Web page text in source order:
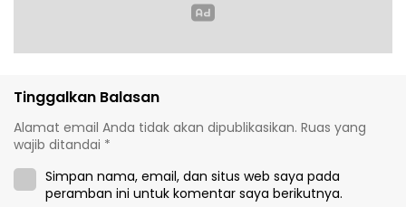
Tinggalkan Balasan
Alamat email Anda tidak akan dipublikasikan. Ruas yang
wajib ditandai *
Simpan nama, email, dan situs web saya pada
peramban ini untuk komentar saya berikutnya.